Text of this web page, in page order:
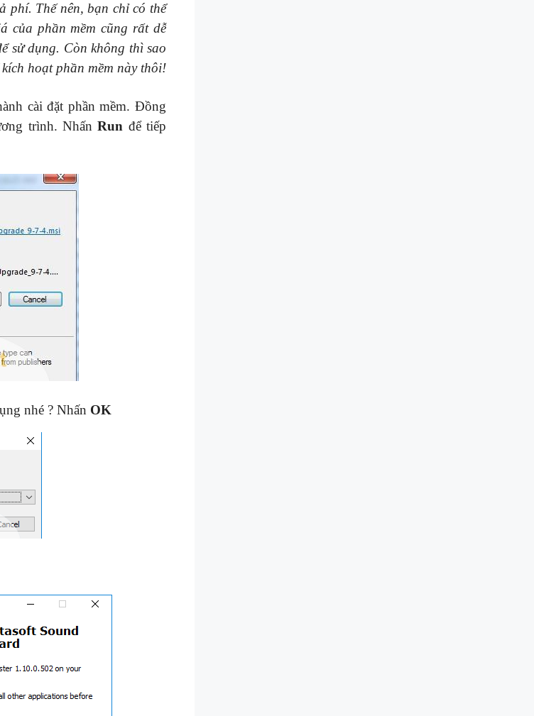
phí. Thế nên, bạn chỉ có thể
của phần mềm cũng rất dễ
sử dụng. Còn không thì sao
hoạt phần mềm này thôi!
cài đặt phần mềm. Đồng
trình. NhấnRun để tiếp
nhé ? Nhấn OK